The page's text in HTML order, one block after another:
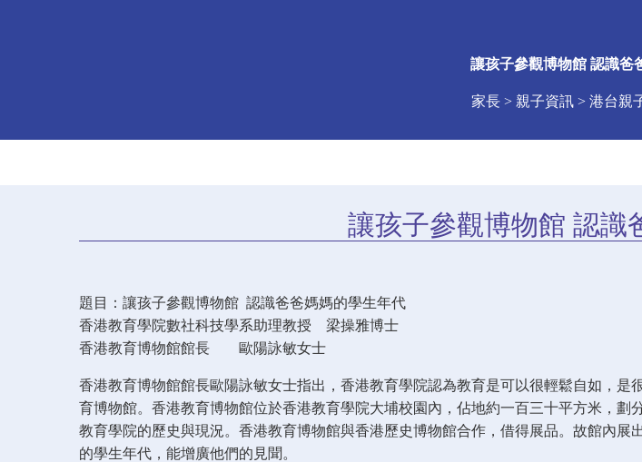
讓孩子參觀博物館 認識爸
家長 > 親子資訊 > 港台親
讓孩子參觀博物館 認識
題目：讓孩子參觀博物館 認識爸爸媽媽的學生年代
香港教育學院數社科技學系助理教授 梁操雅博士
香港教育博物館館長 歐陽詠敏女士
香港教育博物館館長歐陽詠敏女士指出，香港教育學院認為教育是可以很輕鬆自如，
育博物館。香港教育博物館位於香港教育學院大埔校園內，佔地約一百三十平方米，
教育學院的歷史與現況。香港教育博物館與香港歷史博物館合作，借得展品。故館內
的學生年代，能增廣他們的見聞。